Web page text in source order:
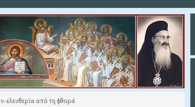
ελευθερία από τη φθορά